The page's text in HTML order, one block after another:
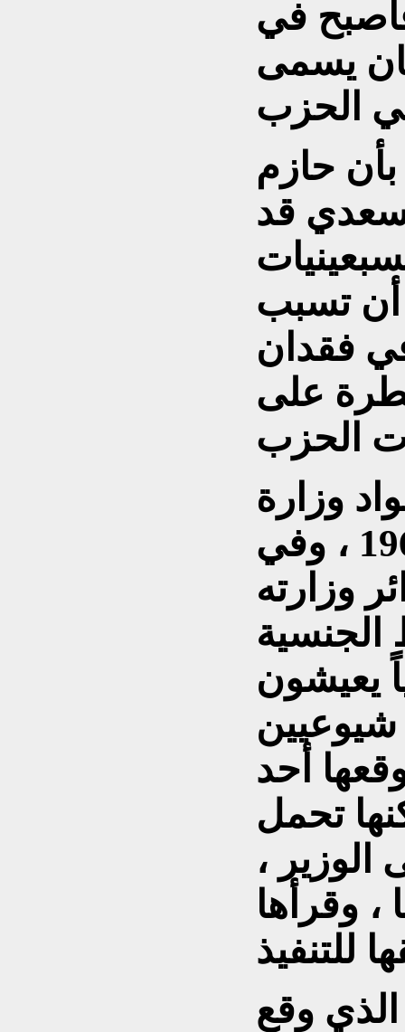
في
يسمى
حازم
قد
أن تسبب
عام 1963 في فقدان
على
وزارة
الداخلية في 12 أيار 1963 ، وفي
وزارته
الجنسية
عراقياً يعيشون
شيوعيين
أحد
تحمل
الوزير ،
، وقرأها
وقع